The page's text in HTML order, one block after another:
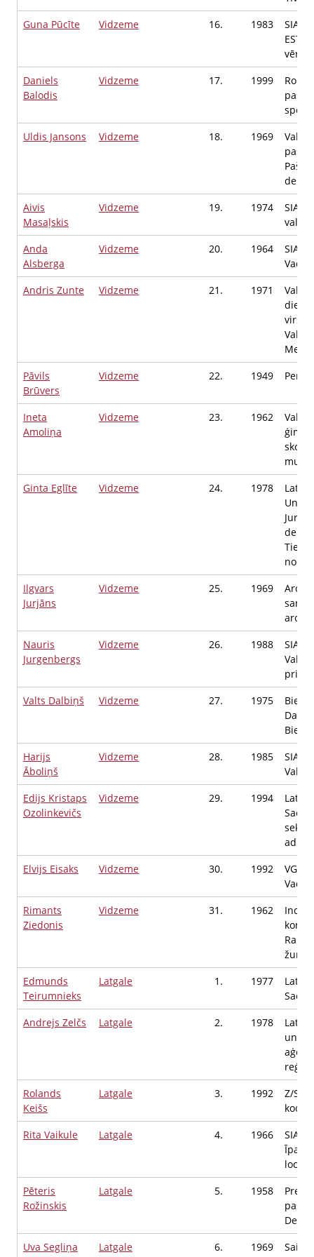
Guna Pūcīte
Vidzeme 16. 1983
SIA
Daniels
Balodis
Vidzeme 17. 1999
Uldis Jansons
Vidzeme 18. 1969
Aivis
Masaļskis
Vidzeme 19. 1974
Anda
Alsberga
Vidzeme 20. 1964
SIA
Andris Zunte
Vidzeme 21. 1971
Pāvils
Brūvers
Vidzeme 22. 1949
Ineta
Amoliņa
Vidzeme 23. 1962
Ginta Eglīte
Vidzeme 24. 1978
Ilgvars
Jurjāns
Vidzeme 25. 1969
Nauris
Jurgenbergs
Vidzeme 26. 1988
SIA
Valts Dalbiņš
Vidzeme 27. 1975
Harijs
Āboliņš
Vidzeme 28. 1985
SIA
Edijs Kristaps
Ozolinkevičs
Vidzeme 29. 1994
Elvijs Eisaks
Vidzeme 30. 1992
VG-
Rimants
Ziedonis
Vidzeme 31. 1962
Edmunds
Teirumnieks
Latgale 1. 1977
Andrejs Zelčs
Latgale 2. 1978
un
Rolands
Keišs
Latgale 3. 1992
Z/S
Rita Vaikule
Latgale 4. 1966
SIA
Pēteris
Rožinskis
Latgale 5. 1958
Uva Segliņa
Latgale 6. 1969